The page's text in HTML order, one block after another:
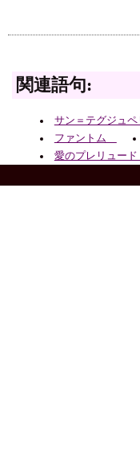
関連語句:
サン＝テグジュ
ファントム
愛のプレリュー